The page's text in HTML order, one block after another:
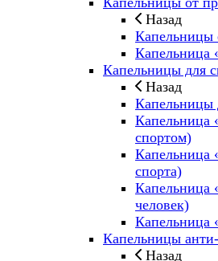
Назад
Капельницы
Капельница
Капельницы для
Назад
Капельницы
Капельница
спортом)
Капельница
спорта)
Капельница
человек)
Капельница
Капельницы
Назад